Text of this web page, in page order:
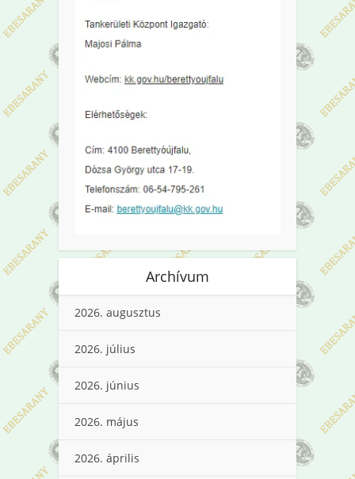
Archívum
2026. augusztus
2026. július
2026. június
2026. május
2026. április